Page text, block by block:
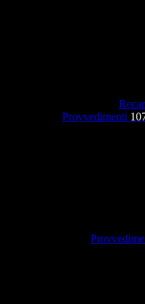
Provvedimenti